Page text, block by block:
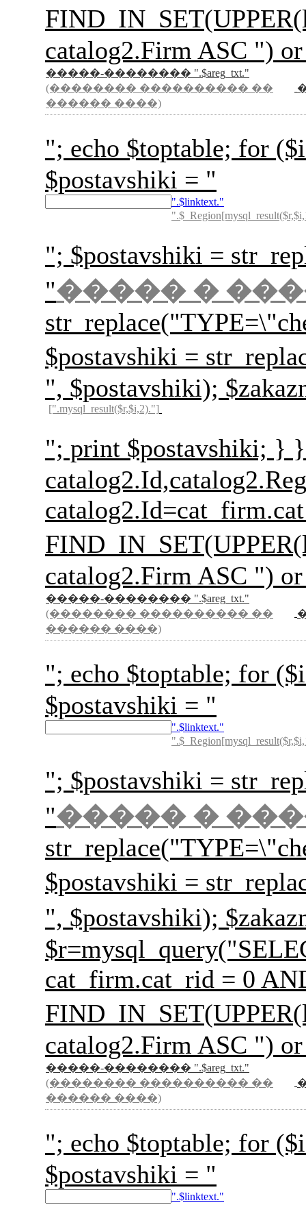
catalog2.Firm ASC ")
�����-�������� ".$areg_txt."
(�������� ���������� ��
������ ����)
"; echo $toptable;
$postavshiki = "
".$linktext."
"; $postavshiki =
"����� �
$postavshiki =
", $postavshiki);
[".mysql_result($r,$i,2)."]
"; print
catalog2.Firm ASC ")
�����-�������� ".$areg_txt."
(�������� ���������� ��
������ ����)
"; echo $toptable;
$postavshiki = "
".$linktext."
"; $postavshiki =
"����� �
$postavshiki =
", $postavshiki);
cat_firm.cat_rid = 0
catalog2.Firm ASC ")
�����-�������� ".$areg_txt."
(�������� ���������� ��
������ ����)
"; echo $toptable;
$postavshiki = "
".$linktext."